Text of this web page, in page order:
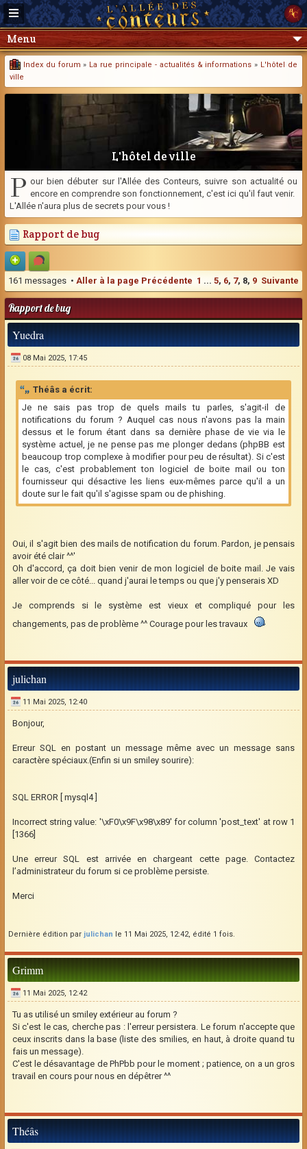
Menu
Index du forum » La rue principale - actualités & informations » L'hôtel de
ville
L'hôtel de ville
P our bien débuter sur l'Allée des Conteurs, suivre son actualité ou
encore en comprendre son fonctionnement, c'est ici qu'il faut venir.
L'Allée n'aura plus de secrets pour vous !
Rapport de bug
161 messages • Aller à la page Précédente 1 ... 5, 6, 7, 8, 9 Suivante
Rapport de bug
Yuedra
08 Mai 2025, 17:45
Théâs a écrit:
Je ne sais pas trop de quels mails tu parles, s'agit-il de
notifications du forum ? Auquel cas nous n'avons pas la main
dessus et le forum étant dans sa dernière phase de vie via le
système actuel, je ne pense pas me plonger dedans (phpBB est
beaucoup trop complexe à modifier pour peu de résultat). Si c'est
le cas, c'est probablement ton logiciel de boite mail ou ton
fournisseur qui désactive les liens eux-mêmes parce qu'il a un
doute sur le fait qu'il s'agisse spam ou de phishing.
Oui, il s'agit bien des mails de notification du forum. Pardon, je pensais
avoir été clair ^^'
Oh d'accord, ça doit bien venir de mon logiciel de boite mail. Je vais
aller voir de ce côté... quand j'aurai le temps ou que j'y penserais XD
Je comprends si le système est vieux et compliqué pour les
changements, pas de problème ^^ Courage pour les travaux
julichan
11 Mai 2025, 12:40
Bonjour,
Erreur SQL en postant un message même avec un message sans
caractère spéciaux.(Enfin si un smiley sourire):
SQL ERROR [ mysql4 ]
Incorrect string value: '\xF0\x9F\x98\x89' for column 'post_text' at row 1
[1366]
Une erreur SQL est arrivée en chargeant cette page. Contactez
l’administrateur du forum si ce problème persiste.
Merci
Dernière édition par julichan le 11 Mai 2025, 12:42, édité 1 fois.
Grimm
11 Mai 2025, 12:42
Tu as utilisé un smiley extérieur au forum ?
Si c'est le cas, cherche pas : l'erreur persistera. Le forum n'accepte que
ceux inscrits dans la base (liste des smilies, en haut, à droite quand tu
fais un message).
C'est le désavantage de PhPbb pour le moment ; patience, on a un gros
travail en cours pour nous en dépêtrer ^^
Théâs